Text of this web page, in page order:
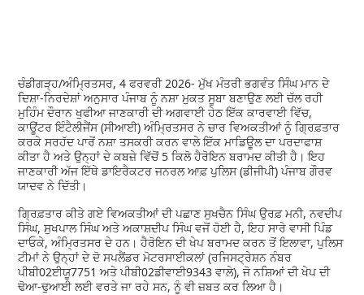
ਚੰਡੀਗੜ੍ਹ/ਅੰਮ੍ਰਿਤਸਰ, 4 ਫਰਵਰੀ 2026- ਮੁੱਖ ਮੰਤਰੀ ਭਗਵੰਤ ਸਿੰਘ ਮਾਨ ਦੇ
ਦਿਸ਼ਾ-ਨਿਰਦੇਸ਼ਾਂ ਅਨੁਸਾਰ ਪੰਜਾਬ ਨੂੰ ਨਸ਼ਾ ਮੁਕਤ ਸੂਬਾ ਬਣਾਉਣ ਲਈ ਚੱਲ ਰਹੀ
ਮੁਹਿੰਮ ਦੌਰਾਨ ਖੁਫੀਆ ਜਾਣਕਾਰੀ ਦੀ ਅਗਵਾਈ ਹੇਠ ਇੱਕ ਕਾਰਵਾਈ ਵਿੱਚ,
ਕਾਊਂਟਰ ਇੰਟੈਲੀਜੈਂਸ (ਸੀਆਈ) ਅੰਮ੍ਰਿਤਸਰ ਨੇ ਚਾਰ ਵਿਅਕਤੀਆਂ ਨੂੰ ਗ੍ਰਿਫ਼ਤਾਰ
ਕਰਕੇ ਸਰਹੱਦ ਪਾਰੋਂ ਨਸ਼ਾ ਤਸਕਰੀ ਕਰਨ ਵਾਲੇ ਇੱਕ ਮਾਡਿਊਲ ਦਾ ਪਰਦਾਫਾਸ਼
ਕੀਤਾ ਹੈ ਅਤੇ ਉਨ੍ਹਾਂ ਦੇ ਕਬਜ਼ੇ ਵਿੱਚੋਂ 5 ਕਿਲੋ ਹੈਰੋਇਨ ਬਰਾਮਦ ਕੀਤੀ ਹੈ। ਇਹ
ਜਾਣਕਾਰੀ ਅੱਜ ਇੱਥੇ ਡਾਇਰੈਕਟਰ ਜਨਰਲ ਆਫ਼ ਪੁਲਿਸ (ਡੀਜੀਪੀ) ਪੰਜਾਬ ਗੌਰਵ
ਯਾਦਵ ਨੇ ਦਿੱਤੀ।
ਗ੍ਰਿਫ਼ਤਾਰ ਕੀਤੇ ਗਏ ਵਿਅਕਤੀਆਂ ਦੀ ਪਛਾਣ ਸੁਖਚੈਨ ਸਿੰਘ ਉਰਫ਼ ਮਨੀ, ਨਵਦੀਪ
ਸਿੰਘ, ਸੁਖਪਾਲ ਸਿੰਘ ਅਤੇ ਅਕਾਸ਼ਦੀਪ ਸਿੰਘ ਵਜੋਂ ਹੋਈ ਹੈ, ਇਹ ਸਾਰੇ ਵਾਸੀ ਪਿੰਡ
ਦਾਓਕੇ, ਅੰਮ੍ਰਿਤਸਰ ਦੇ ਹਨ। ਹੈਰੋਇਨ ਦੀ ਖੇਪ ਬਰਾਮਦ ਕਰਨ ਤੋਂ ਇਲਾਵਾ, ਪੁਲਿਸ
ਟੀਮਾਂ ਨੇ ਉਨ੍ਹਾਂ ਦੇ ਦੋ ਸਪਲੈਂਡਰ ਮੋਟਰਸਾਈਕਲਾਂ (ਰਜਿਸਟ੍ਰੇਸ਼ਨ ਨੰਬਰ
ਪੀਬੀ02ਈਯੂ7751 ਅਤੇ ਪੀਬੀ02ਡੀਵਾਈ9343 ਵਾਲੇ), ਜੋ ਨਸ਼ਿਆਂ ਦੀ ਖੇਪ ਦੀ
ਢੋਆ-ਢੁਆਈ ਲਈ ਵਰਤੇ ਜਾ ਰਹੇ ਸਨ, ਨੂੰ ਵੀ ਜ਼ਬਤ ਕਰ ਲਿਆ ਹੈ।